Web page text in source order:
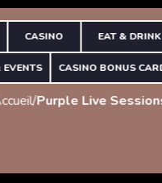
CASINO EAT & DRINK
EVENTS CASINO BONUS
/Purple Live